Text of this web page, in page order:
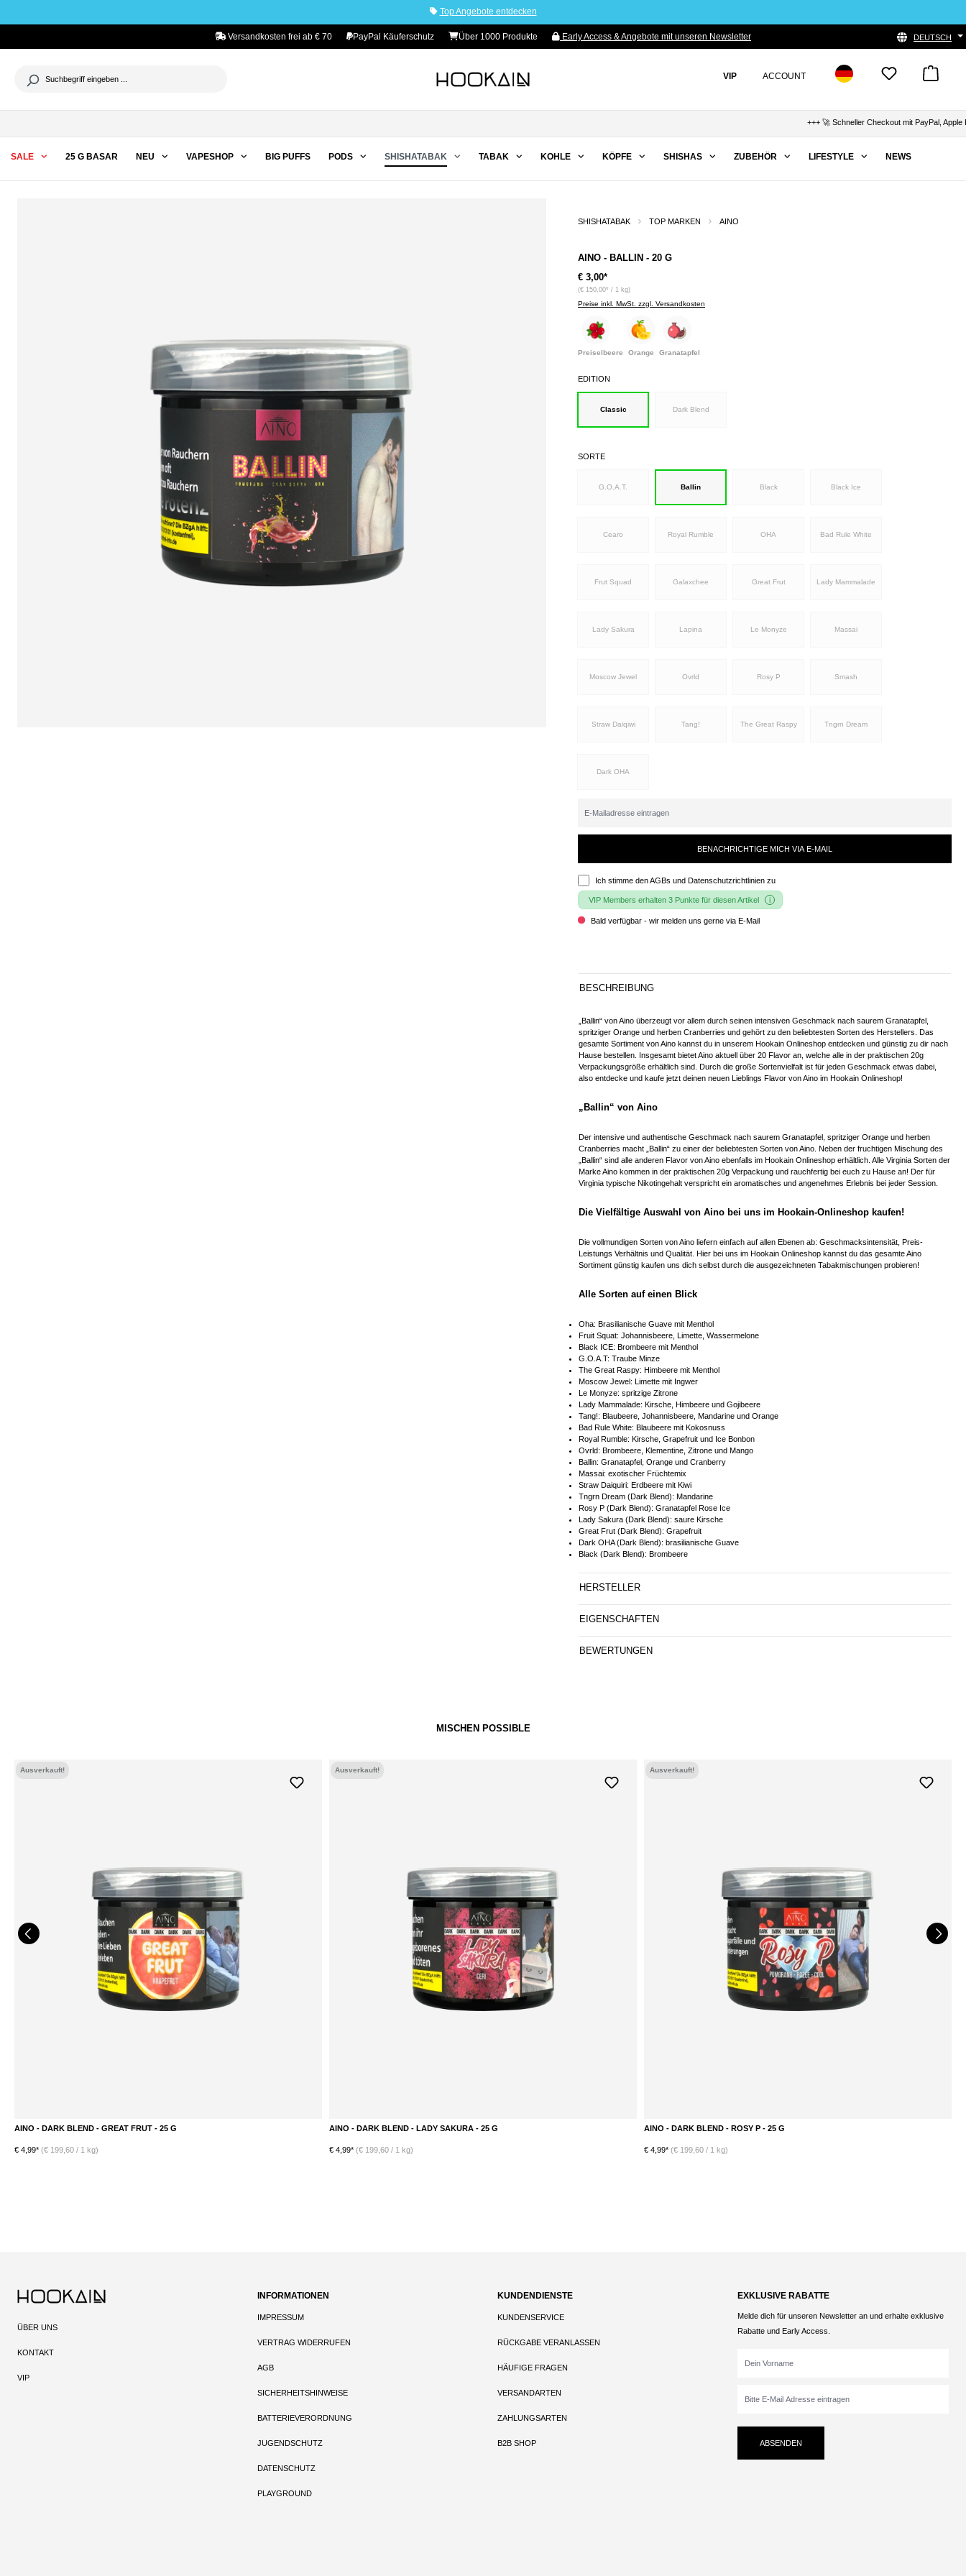
Top Angebote entdecken
Versandkosten frei ab € 70 PayPal Käuferschutz Über 1000 Produkte Early Access & Angebote mit unseren Newsletter DEUTSCH
VIP ACCOUNT
+++ 🚀 Schneller Checkout mit PayPal, Apple Pay &
SALE 25 G BASAR NEU VAPESHOP BIG PUFFS PODS SHISHATABAK TABAK KOHLE KÖPFE SHISHAS ZUBEHÖR LIFESTYLE NEWS
SHISHATABAK TOP MARKEN AINO
AINO - BALLIN - 20 G
€ 3,00*
(€ 150,00* / 1 kg)
Preise inkl. MwSt. zzgl. Versandkosten
Preiselbeere Orange Granatapfel
EDITION
Classic Dark Blend
SORTE
G.O.A.T. Ballin Black Black Ice
Cearo Royal Rumble OHA Bad Rule White
Frut Squad Galaxchee Great Frut Lady Mammalade
Lady Sakura Lapina Le Monyze Massai
Moscow Jewel Ovrld Rosy P Smash
Straw Daiqiwi Tang! The Great Raspy Tngrn Dream
Dark OHA
BENACHRICHTIGE MICH VIA E-MAIL
Ich stimme denAGBs und Datenschutzrichtlinien zu
VIP Members erhalten 3 Punkte für diesen Artikel
Bald verfügbar - wir melden uns gerne via E-Mail
BESCHREIBUNG
„Ballin“ von Aino überzeugt vor allem durch seinen intensiven Geschmack nach saurem Granatapfel,
spritziger Orange und herben Cranberries und gehört zu den beliebtesten Sorten des Herstellers. Das
gesamte Sortiment von Aino kannst du in unserem Hookain Onlineshop entdecken und günstig zu dir nach
Hause bestellen. Insgesamt bietet Aino aktuell über 20 Flavor an, welche alle in der praktischen 20g
Verpackungsgröße erhältlich sind. Durch die große Sortenvielfalt ist für jeden Geschmack etwas dabei,
also entdecke und kaufe jetzt deinen neuen Lieblings Flavor von Aino im Hookain Onlineshop!
„Ballin“ von Aino
Der intensive und authentische Geschmack nach saurem Granatapfel, spritziger Orange und herben
Cranberries macht „Ballin“ zu einer der beliebtesten Sorten von Aino. Neben der fruchtigen Mischung des
„Ballin“ sind alle anderen Flavor von Aino ebenfalls im Hookain Onlineshop erhältlich. Alle Virginia Sorten der
Marke Aino kommen in der praktischen 20g Verpackung und rauchfertig bei euch zu Hause an! Der für
Virginia typische Nikotingehalt verspricht ein aromatisches und angenehmes Erlebnis bei jeder Session.
Die Vielfältige Auswahl von Aino bei uns im Hookain-Onlineshop kaufen!
Die vollmundigen Sorten von Aino liefern einfach auf allen Ebenen ab: Geschmacksintensität, Preis-
Leistungs Verhältnis und Qualität. Hier bei uns im Hookain Onlineshop kannst du das gesamte Aino
Sortiment günstig kaufen uns dich selbst durch die ausgezeichneten Tabakmischungen probieren!
Alle Sorten auf einen Blick
Oha: Brasilianische Guave mit Menthol
Fruit Squat: Johannisbeere, Limette, Wassermelone
Black ICE: Brombeere mit Menthol
G.O.A.T: Traube Minze
The Great Raspy: Himbeere mit Menthol
Moscow Jewel: Limette mit Ingwer
Le Monyze: spritzige Zitrone
Lady Mammalade: Kirsche, Himbeere und Gojibeere
Tang!: Blaubeere, Johannisbeere, Mandarine und Orange
Bad Rule White: Blaubeere mit Kokosnuss
Royal Rumble: Kirsche, Grapefruit und Ice Bonbon
Ovrld: Brombeere, Klementine, Zitrone und Mango
Ballin: Granatapfel, Orange und Cranberry
Massai: exotischer Früchtemix
Straw Daiquiri: Erdbeere mit Kiwi
Tngrn Dream (Dark Blend): Mandarine
Rosy P (Dark Blend): Granatapfel Rose Ice
Lady Sakura (Dark Blend): saure Kirsche
Great Frut (Dark Blend): Grapefruit
Dark OHA (Dark Blend): brasilianische Guave
Black (Dark Blend): Brombeere
HERSTELLER
EIGENSCHAFTEN
BEWERTUNGEN
MISCHEN POSSIBLE
Ausverkauft!
AINO - DARK BLEND - GREAT FRUT - 25 G
€ 4,99* (€ 199,60 / 1 kg)
DETAILS
Ausverkauft!
AINO - DARK BLEND - LADY SAKURA - 25 G
€ 4,99* (€ 199,60 / 1 kg)
DETAILS
Ausverkauft!
AINO - DARK BLEND - ROSY P - 25 G
€ 4,99* (€ 199,60 / 1 kg)
DETAILS
ÜBER UNS
KONTAKT
VIP
INFORMATIONEN
IMPRESSUM
VERTRAG WIDERRUFEN
AGB
SICHERHEITSHINWEISE
BATTERIEVERORDNUNG
JUGENDSCHUTZ
DATENSCHUTZ
PLAYGROUND
KUNDENDIENSTE
KUNDENSERVICE
RÜCKGABE VERANLASSEN
HÄUFIGE FRAGEN
VERSANDARTEN
ZAHLUNGSARTEN
B2B SHOP
EXKLUSIVE RABATTE
Melde dich für unseren Newsletter an und erhalte exklusive
Rabatte und Early Access.
ABSENDEN